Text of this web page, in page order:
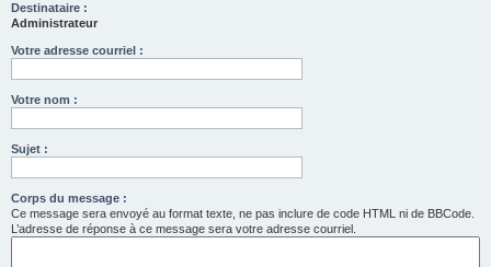
Destinataire :
Administrateur
Votre adresse courriel :
Votre nom :
Sujet :
Corps du message :
Ce message sera envoyé au format texte, ne pas inclure de code HTML ni de BBCode.
L’adresse de réponse à ce message sera votre adresse courriel.